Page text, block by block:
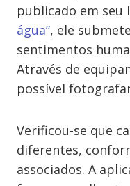
publicado em seu
água”, ele
sentimentos
Através de
possível
Verificou-se que
diferentes,
associados. A